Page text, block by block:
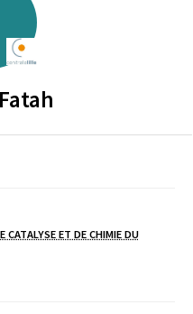
Fatah
CATALYSE ET DE CHIMIE DU